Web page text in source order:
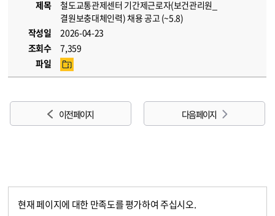
제목
철도교통관제센터 기간제근로자(보건관리원_
결원보충대체인력) 채용 공고 (~5.8)
작성일
2026-04-23
조회수
7,359
파일
이전 페이지 다음 페이지
현재 페이지에 대한 만족도를 평가하여 주십시오.